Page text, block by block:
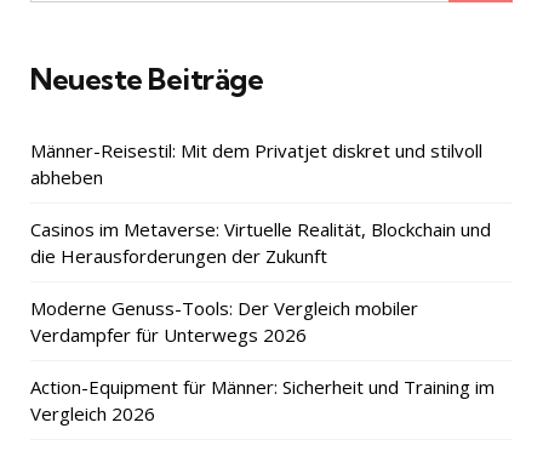
Neueste Beiträge
Männer-Reisestil: Mit dem Privatjet diskret und stilvoll
abheben
Casinos im Metaverse: Virtuelle Realität, Blockchain und
die Herausforderungen der Zukunft
Moderne Genuss-Tools: Der Vergleich mobiler
Verdampfer für Unterwegs 2026
Action-Equipment für Männer: Sicherheit und Training im
Vergleich 2026